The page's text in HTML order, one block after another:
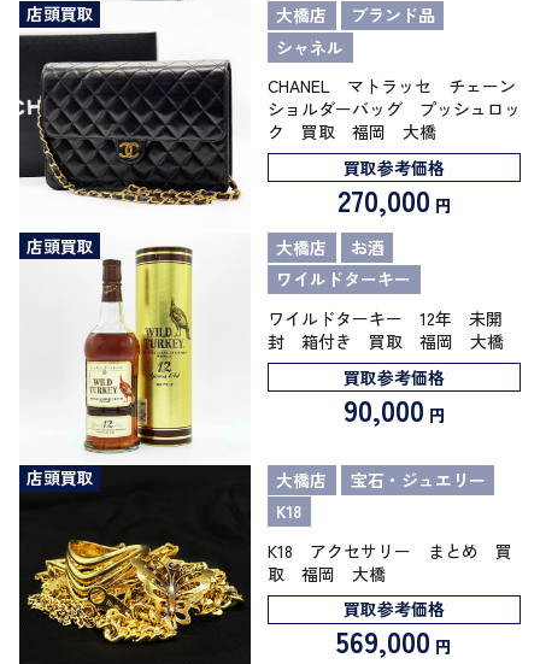
店頭買取 大橋店
ブランド品
シャネル
CHANEL マトラッセ チェーン
ショルダーバッグ プッシュロッ
ク 買取 福岡 大橋
買取参考価格
270,000 円
店頭買取
大橋店
お酒
ワイルドターキー
ワイルドターキー 12年 未開
封 箱付き 買取 福岡 大橋
買取参考価格
90,000 円
店頭買取 大橋店
宝石・ジュエリー
K18
K18 アクセサリー まとめ 買
取 福岡 大橋
買取参考価格
569,000 円